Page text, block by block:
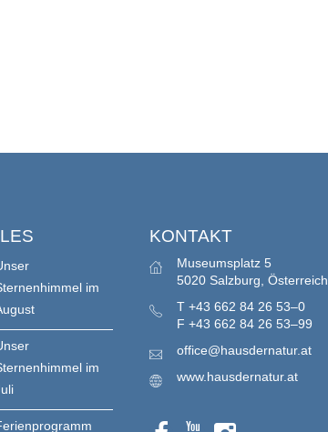
im
im
KONTAKT
Museumsplatz 5
5020 Salzburg, Österreich
T +43 662 84 26 53–0
F +43 662 84 26 53–99
office@hausdernatur.at
www.hausdernatur.at